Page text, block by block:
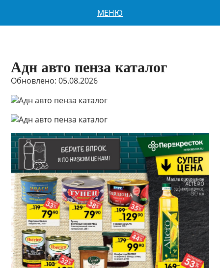
МЕНЮ
Адн авто пенза каталог
Обновлено: 05.08.2026